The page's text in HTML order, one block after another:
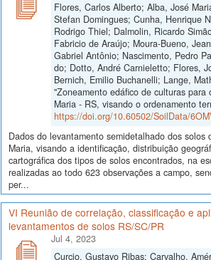
Flores, Carlos Alberto; Alba, José
Stefan Domingues; Cunha, Henrique
Rodrigo Thiel; Dalmolin, Ricardo
Fabricio de Araújo; Moura-Bueno,
Gabriel Antônio; Nascimento, Pedro
do; Dotto, André Carnieletto; Flores,
Bernich, Emilio Buchanelli; Lange,
"Zoneamento edáfico de culturas
Maria - RS, visando o ordenamento
https://doi.org/10.60502/SoilData/
Dados do levantamento semidetalhado dos solos
Maria, visando a identificação, distribuição
cartográfica dos tipos de solos encontrados, na
realizadas ao todo 623 observações a campo,
per...
VI Reunião de correlação, classificação e
levantamentos de solos RS/SC/PR
Jul 4, 2023
Curcio, Gustavo Ribas; Carvalho,